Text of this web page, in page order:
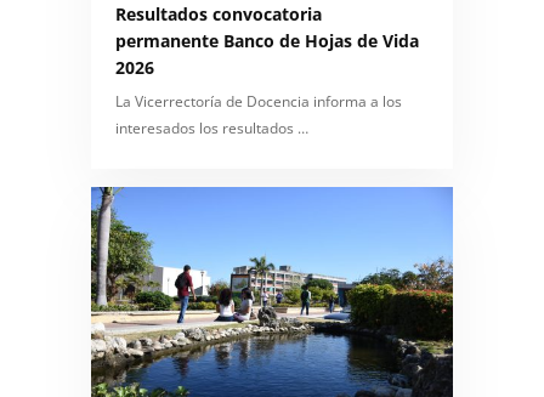
Resultados convocatoria
permanente Banco de Hojas de Vida
2026
La Vicerrectoría de Docencia informa a los
interesados los resultados …